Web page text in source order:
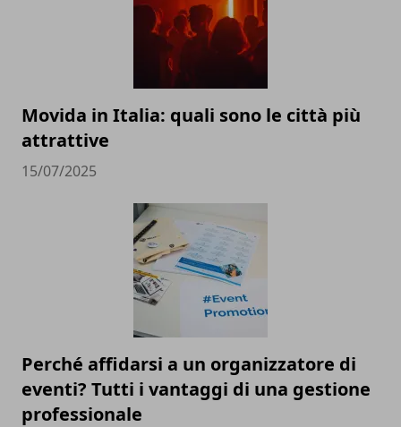
Movida in Italia: quali sono le città più
attrattive
15/07/2025
Perché affidarsi a un organizzatore di
eventi? Tutti i vantaggi di una gestione
professionale